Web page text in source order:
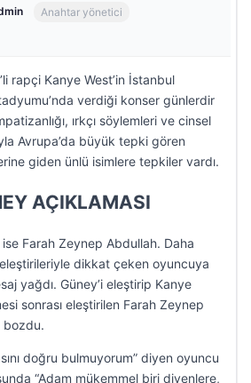
Anahtar yönetici
rapçi Kanye West’in İstanbul
verdiği konser günlerdir
ırkçı söylemleri ve cinsel
Avrupa’da büyük tepki gören
giden ünlü isimlere tepkiler vardı.
AÇIKLAMASI
ise Farah Zeynep Abdullah. Daha
dikkat çeken oyuncuya
yağdı. Güney’i eleştirip Kanye
sonrası eleştirilen Farah Zeynep
bozdu.
doğru bulmuyorum” diyen oyuncu
“Adam mükemmel biri diyenlere,